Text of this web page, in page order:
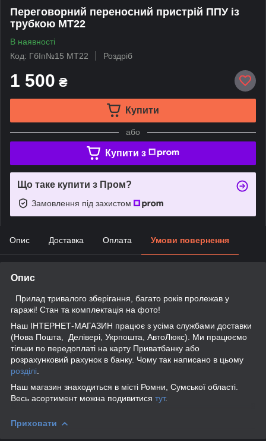
Переговорний переносний пристрій ППУ із
трубкою МТ22
В наявності
Код: ГбІп№15 МТ22
Роздріб
1 500 ₴
Купити
або
Купити з
Що таке купити з Пром?
Замовлення під захистом
Опис Доставка Оплата Умови повернення
Опис
Прилад тривалого зберігання, багато років пролежав у
гаражі! Стан та комплектація на фото!
Наш ІНТЕРНЕТ-МАГАЗИН працює з усіма службами доставки
(Нова Пошта, Делівері, Укрпошта, АвтоЛюкс). Ми працюємо
тільки по передоплаті на карту Приватбанку або
розрахунковий рахунок в банку. Чому так написано в цьому
розділі
Наш магазин знаходиться в місті Ромни, Сумської області.
Весь асортимент можна подивитися тут.
Приховати